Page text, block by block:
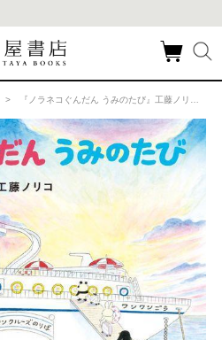
> 『ノラネコぐんだん うみのたび』工藤ノリコ（白泉社）の商品詳細